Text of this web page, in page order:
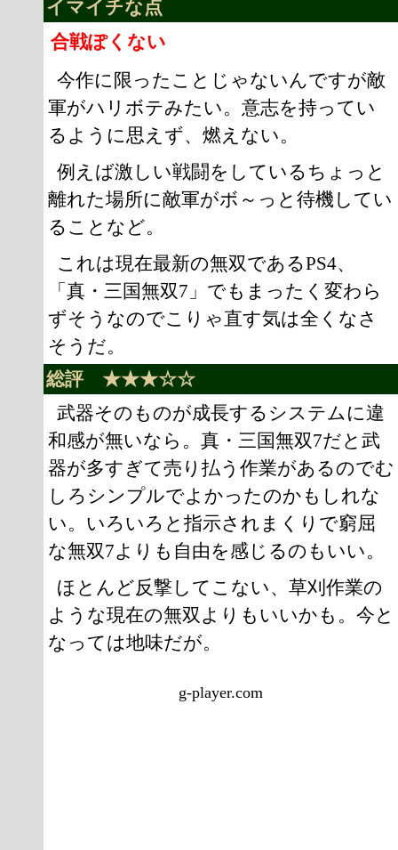
イマイチな点
合戦ぽくない
今作に限ったことじゃないんですが敵
軍がハリボテみたい。意志を持ってい
るように思えず、燃えない。
例えば激しい戦闘をしているちょっと
離れた場所に敵軍がボ～っと待機してい
ることなど。
これは現在最新の無双であるPS4、
「真・三国無双7」でもまったく変わら
ずそうなのでこりゃ直す気は全くなさ
そうだ。
総評 ★★★☆☆
武器そのものが成長するシステムに違
和感が無いなら。真・三国無双7だと武
器が多すぎて売り払う作業があるのでむ
しろシンプルでよかったのかもしれな
い。いろいろと指示されまくりで窮屈
な無双7よりも自由を感じるのもいい。
ほとんど反撃してこない、草刈作業の
ような現在の無双よりもいいかも。今と
なっては地味だが。
g-player.com